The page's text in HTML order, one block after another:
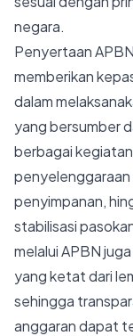
negara.
Penyertaan
memberikan
dalam
yang bersumber
berbagai
penyelenggaraan
penyimpanan,
stabilisasi
melalui APBN
yang ketat dari
sehingga
anggaran dapat